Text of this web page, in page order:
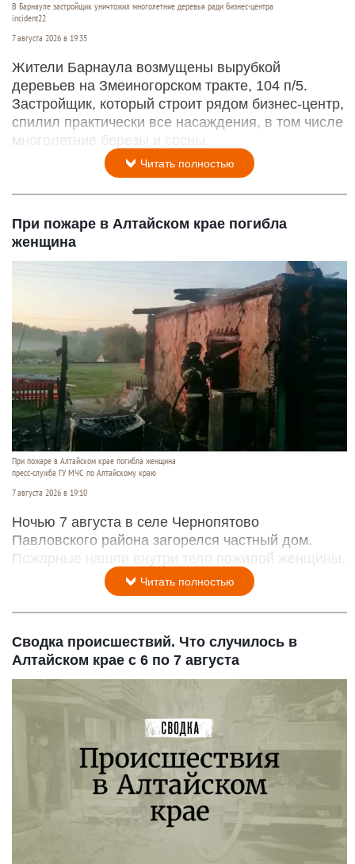
В Барнауле застройщик уничтожил многолетние деревья ради бизнес-центра
incident22
7 августа 2026 в 19:35
Жители Барнаула возмущены вырубкой
деревьев на Змеиногорском тракте, 104 п/5.
Застройщик, который строит рядом бизнес-центр,
спилил практически все насаждения, в том числе
многолетние березы и сосны.
Читать полностью
При пожаре в Алтайском крае погибла
женщина
При пожаре в Алтайском крае погибла женщина
пресс-служба ГУ МЧС по Алтайскому краю
7 августа 2026 в 19:10
Ночью 7 августа в селе Чернопятово
Павловского района загорелся частный дом.
Пожарные нашли внутри тело пожилой женщины.
Читать полностью
Сводка происшествий. Что случилось в
Алтайском крае с 6 по 7 августа